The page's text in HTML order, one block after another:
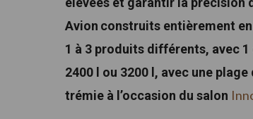
Avion construits entièrement
1 à 3 produits différents, avec
2400 l ou 3200 l, avec une
trémie à l’occasion du salon